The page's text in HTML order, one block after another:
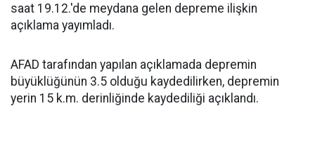
saat 19.12.'de meydana gelen depreme ilişkin
açıklama yayımladı.
AFAD tarafından yapılan açıklamada depremin
büyüklüğünün 3.5 olduğu kaydedilirken, depremin
yerin 15 k.m. derinliğinde kaydediliği açıklandı.